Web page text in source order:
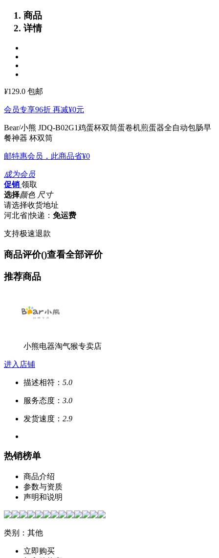
商品
详情
¥129.0 包邮
会员专享96折 再减¥0元
Bear/小熊 JDQ-B02G1鸡蛋杯双筒蛋卷机煎蛋器全自动包肠早
餐神器 杯双筒
邮特惠会员，此商品省¥0
成为会员
促销 领取
选择颜色 尺寸
请选择收货地址
河北省|快递： 免运费
支持极速退款
商品评价()查看全部评价
推荐商品
小熊电器淘气猴专卖店
进入店铺
描述相符： 5.0
服务态度： 3.0
发货速度： 2.9
热销榜单
商品介绍
参数与资质
声明和说明
类别：其他
立即购买